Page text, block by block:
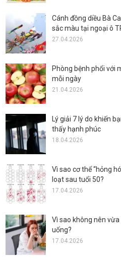
Cánh đồng diều Bà
sắc màu tại ngoại ô
27.04.2026
Phòng bệnh phổi với
mỗi ngày
21.04.2026
Lý giải 7 lý do khiến
thấy hạnh phúc
18.04.2026
Vì sao cơ thể “hỏng
loạt sau tuổi 50?
17.04.2026
Vì sao không nên vừa
uống?
17.04.2026